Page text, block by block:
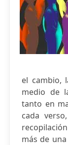
el cambio,
medio de
tanto en
cada
más de